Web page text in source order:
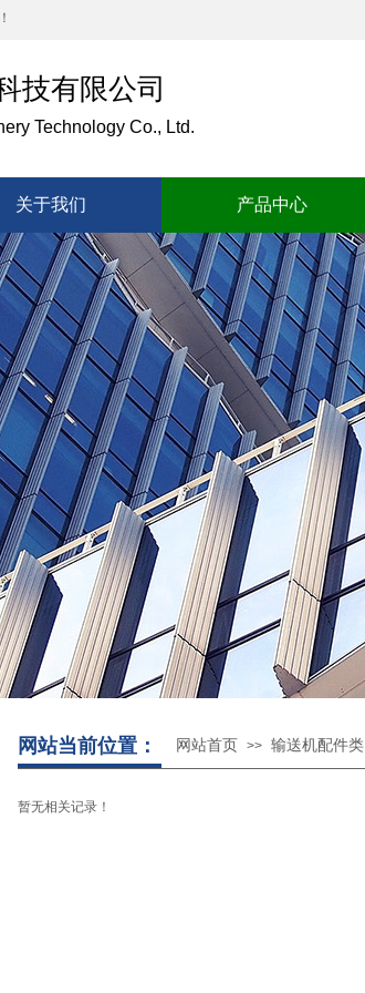
技有限公司
Technology Co., Ltd.
关于我们 产品中心
网站首页 >> 输送机配件类
网站当前位置：
暂无相关记录！